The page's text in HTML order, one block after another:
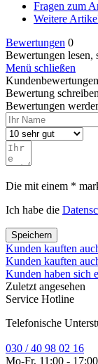
Fragen zum
Weitere
Bewertungen 0
Bewertungen lesen,
Menü schließen
Bewertung schreiben
Bewertungen
Die mit einem *
Ich habe die
Speichern
Kunden kauften
Kunden kauften
Kunden haben sich
Zuletzt angesehen
Service Hotline
Telefonische
030 / 40 98 02 16
Mo-Fr, 11:00 -